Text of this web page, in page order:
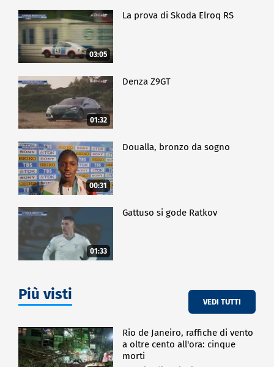
03:05
La prova di Skoda Elroq RS
01:32
Denza Z9GT
00:31
Doualla, bronzo da sogno
01:33
Gattuso si gode Ratkov
Più visti VEDI TUTTI
Rio de Janeiro, raffiche di vento
a oltre cento all'ora: cinque
morti